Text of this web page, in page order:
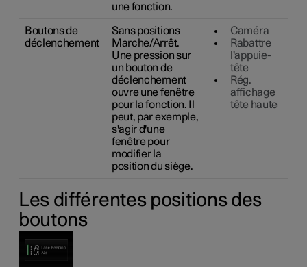
une fonction.
Boutons de
déclenchement
Sans positions
Marche/Arrêt.
Une pression sur
un bouton de
déclenchement
ouvre une fenêtre
pour la fonction. Il
peut, par exemple,
s'agir d'une
fenêtre pour
modifier la
position du siège.
Caméra
Rabattre
l'appuie-
tête
Rég.
affichage
tête haute
Les différentes positions des
boutons